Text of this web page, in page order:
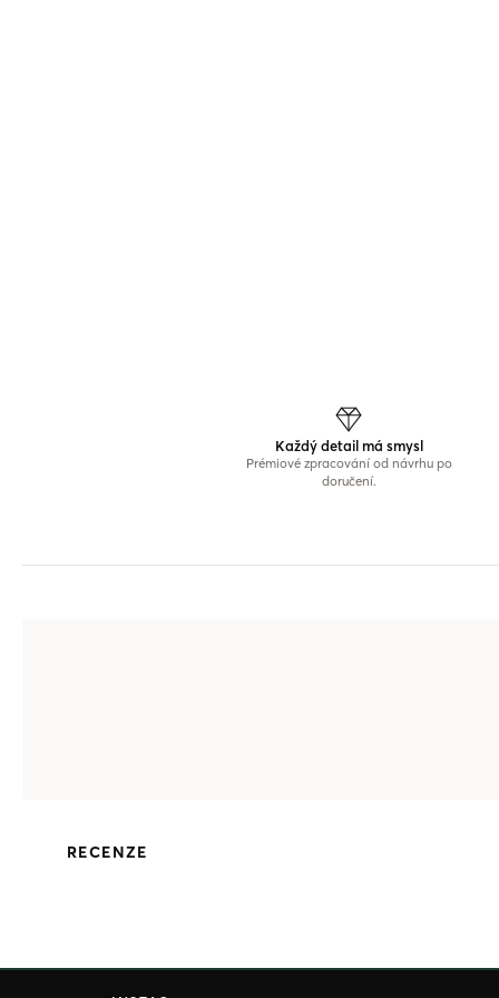
Každý detail má smysl
Prémiové zpracování od návrhu po
doručení.
RECENZE